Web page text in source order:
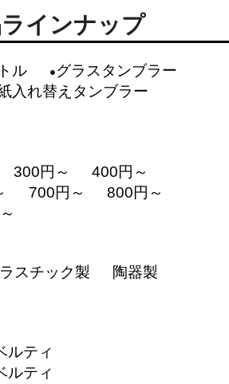
インナップ
ル
グラスタンブラー
入れ替えタンブラー
300円～
400円～
700円～
800円～
スチック製
陶器製
ルティ
ルティ